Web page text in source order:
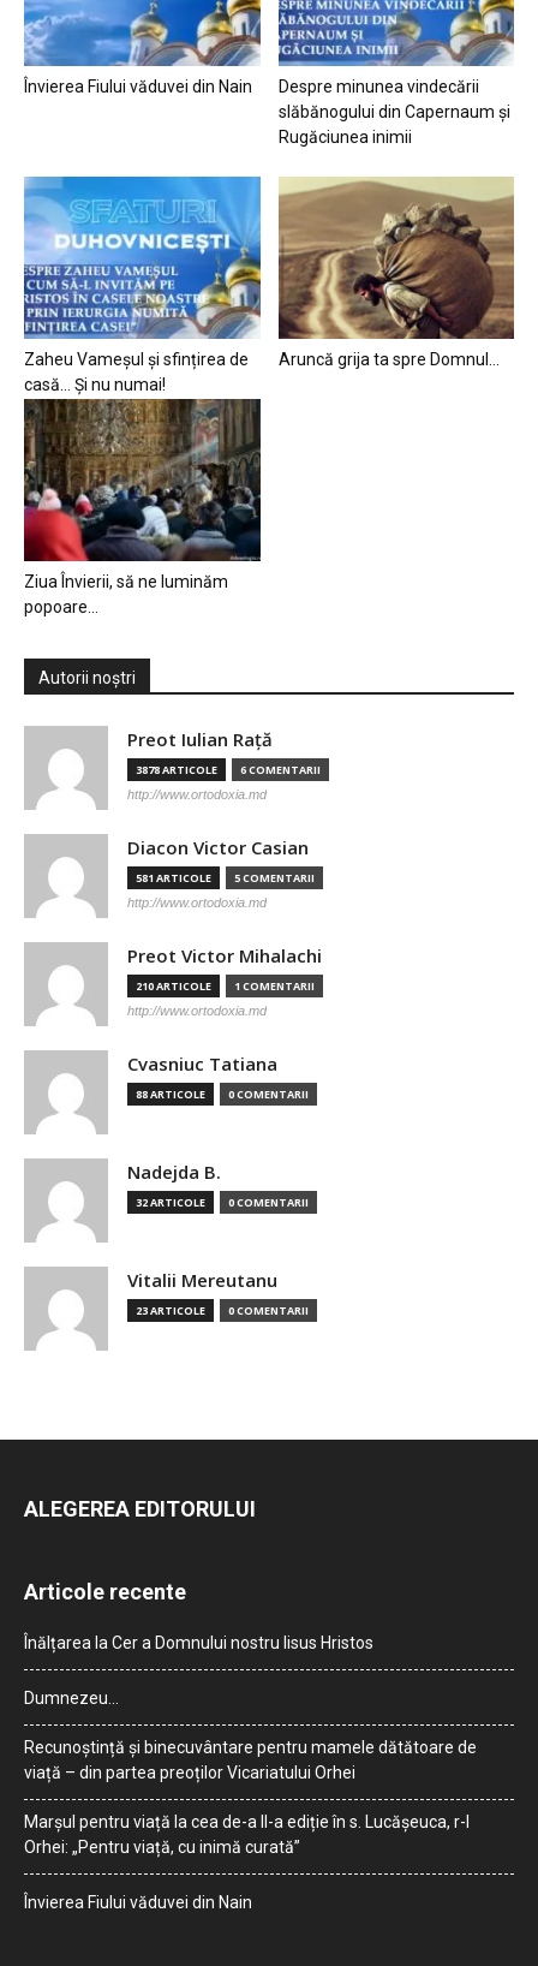
Învierea Fiului văduvei din Nain
Despre minunea vindecării
slăbănogului din Capernaum și
Rugăciunea inimii
Zaheu Vameșul și sfințirea de
casă… Și nu numai!
Aruncă grija ta spre Domnul…
Ziua Învierii, să ne luminăm
popoare…
Autorii noștri
Preot Iulian Raţă
3878 ARTICOLE 6 COMENTARII
http://www.ortodoxia.md
Diacon Victor Casian
581 ARTICOLE 5 COMENTARII
http://www.ortodoxia.md
Preot Victor Mihalachi
210 ARTICOLE 1 COMENTARII
http://www.ortodoxia.md
Cvasniuc Tatiana
88 ARTICOLE 0 COMENTARII
Nadejda B.
32 ARTICOLE 0 COMENTARII
Vitalii Mereutanu
23 ARTICOLE 0 COMENTARII
ALEGEREA EDITORULUI
Articole recente
Înălțarea la Cer a Domnului nostru Iisus Hristos
Dumnezeu…
Recunoștință și binecuvântare pentru mamele dătătoare de
viață – din partea preoților Vicariatului Orhei
Marșul pentru viață la cea de-a II-a ediție în s. Lucășeuca, r-l
Orhei: „Pentru viață, cu inimă curată”
Învierea Fiului văduvei din Nain